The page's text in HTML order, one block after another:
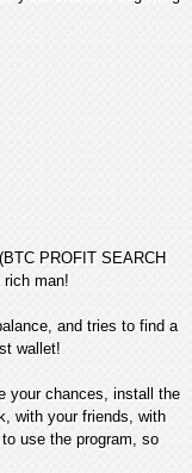
PROFIT SEARCH
man!
and tries to find a
wallet!
your chances, install the
with your friends, with
use the program, so